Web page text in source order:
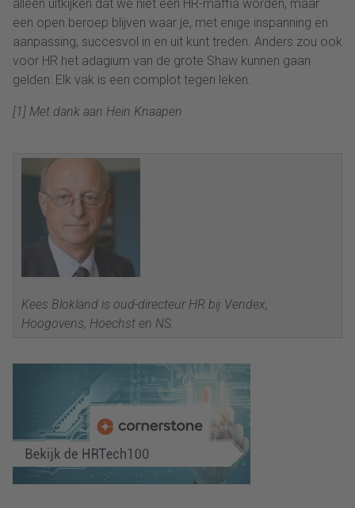
alleen uitkijken dat we niet een HR-maffia worden, maar
een open beroep blijven waar je, met enige inspanning en
aanpassing, succesvol in en uit kunt treden. Anders zou ook
voor HR het adagium van de grote Shaw kunnen gaan
gelden: Elk vak is een complot tegen leken.
[1] Met dank aan Hein Knaapen
Kees Blokland is oud-directeur HR bij Vendex,
Hoogovens, Hoechst en NS.